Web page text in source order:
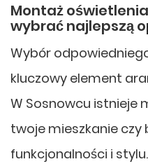
Montaż
wybrać najlepszą
Wybór
kluczowy element
W Sosnowcu istnieje
twoje mieszkanie czy
funkcjonalności i